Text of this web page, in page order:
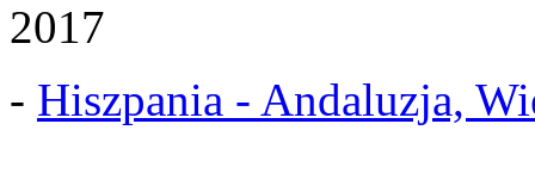
2017
- Hiszpania - Andaluzja,